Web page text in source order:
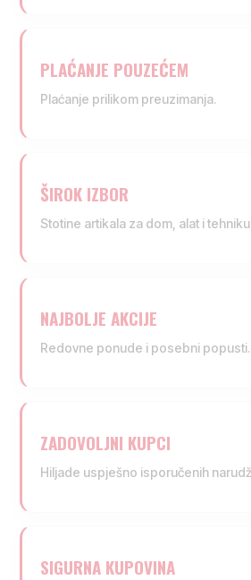
PLAĆANJE POUZEĆEM
Plaćanje prilikom preuzimanja.
ŠIROK IZBOR
Stotine artikala za dom, alat i tehniku.
NAJBOLJE AKCIJE
Redovne ponude i posebni popusti.
ZADOVOLJNI KUPCI
Hiljade uspješno isporučenih
SIGURNA KUPOVINA